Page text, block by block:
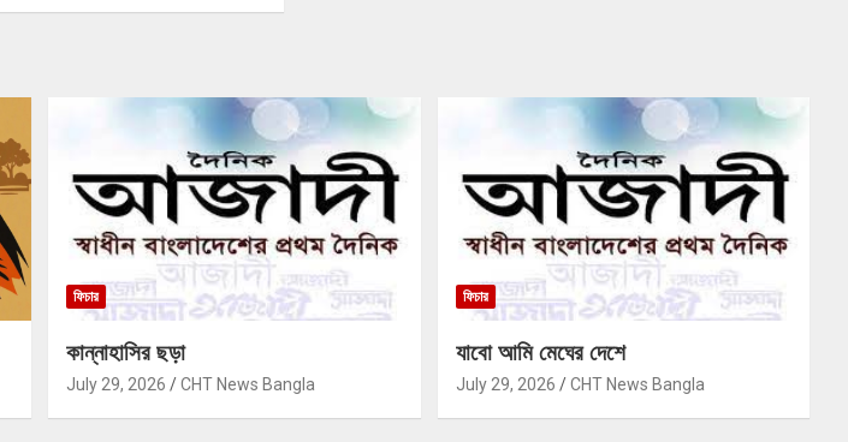
ফিচার
কান্নাহাসির ছড়া
July 29, 2026 CHT News Bangla
ফিচার
যাবো আমি মেঘের দেশে
July 29, 2026 CHT News Bangla